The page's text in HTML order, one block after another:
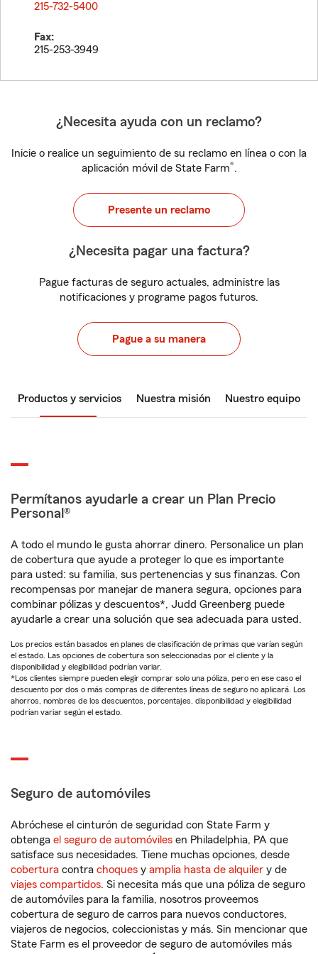
215-732-5400
Fax:
215-253-3949
¿Necesita ayuda con un reclamo?
Inicie o realice un seguimiento de su reclamo en línea o con la
aplicación móvil de State Farm®.
Presente un reclamo
¿Necesita pagar una factura?
Pague facturas de seguro actuales, administre las
notificaciones y programe pagos futuros.
Pague a su manera
Productos y servicios Nuestra misión Nuestro equipo
Permítanos ayudarle a crear un Plan Precio
Personal®
A todo el mundo le gusta ahorrar dinero. Personalice un plan
de cobertura que ayude a proteger lo que es importante
para usted: su familia, sus pertenencias y sus finanzas. Con
recompensas por manejar de manera segura, opciones para
combinar pólizas y descuentos*, Judd Greenberg puede
ayudarle a crear una solución que sea adecuada para usted.
Los precios están basados en planes de clasificación de primas que varían según
el estado. Las opciones de cobertura son seleccionadas por el cliente y la
disponibilidad y elegibilidad podrían variar.
*Los clientes siempre pueden elegir comprar solo una póliza, pero en ese caso el
descuento por dos o más compras de diferentes líneas de seguro no aplicará. Los
ahorros, nombres de los descuentos, porcentajes, disponibilidad y elegibilidad
podrían variar según el estado.
Seguro de automóviles
Abróchese el cinturón de seguridad con State Farm y
obtenga el seguro de automóviles en Philadelphia, PA que
satisface sus necesidades. Tiene muchas opciones, desde
cobertura contra choques y amplia hasta de alquiler y de
viajes compartidos. Si necesita más que una póliza de seguro
de automóviles para la familia, nosotros proveemos
cobertura de seguro de carros para nuevos conductores,
viajeros de negocios, coleccionistas y más. Sin mencionar que
State Farm es el proveedor de seguro de automóviles más